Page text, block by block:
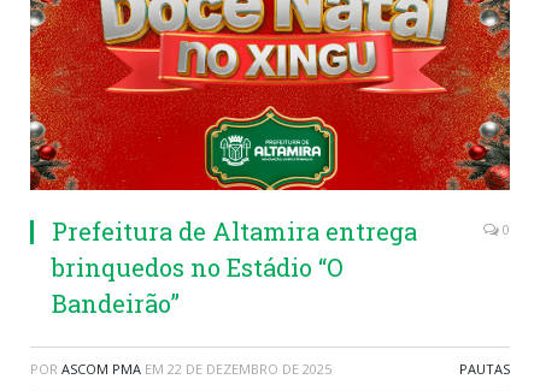
Prefeitura de Altamira entrega
brinquedos no Estádio “O
Bandeirão”
0
POR ASCOM PMA EM 22 DE DEZEMBRO DE 2025 PAUTAS